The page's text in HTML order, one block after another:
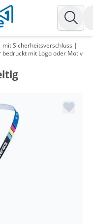
Sicherheitsverschluss |
mit Logo oder Motiv